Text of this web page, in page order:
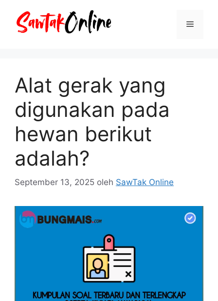
Menu
Alat gerak yang
digunakan pada
hewan berikut
adalah?
September 13, 2025 oleh SawTak Online